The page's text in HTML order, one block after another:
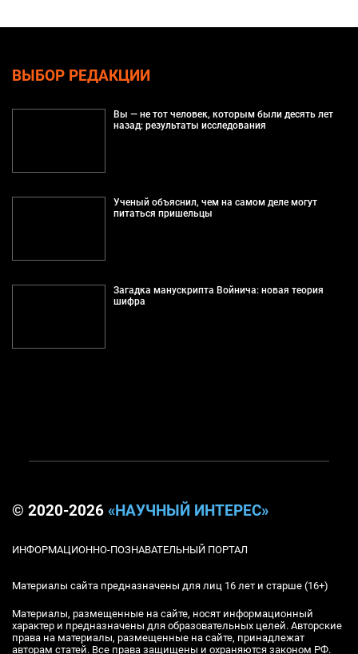
ВЫБОР РЕДАКЦИИ
Вы — не тот человек, которым были десять лет
назад: результаты исследования
Ученый объяснил, чем на самом деле могут
питаться пришельцы
Загадка манускрипта Войнича: новая теория
шифра
© 2020-2026 «НАУЧНЫЙ ИНТЕРЕС»
ИНФОРМАЦИОННО-ПОЗНАВАТЕЛЬНЫЙ ПОРТАЛ
Материалы сайта предназначены для лиц 16 лет и старше (16+)
Материалы, размещенные на сайте, носят информационный
характер и предназначены для образовательных целей. Авторские
права на материалы, размещенные на сайте, принадлежат
авторам статей. Все права защищены и охраняются законом РФ.